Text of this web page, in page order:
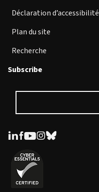
Déclaration d’accessibilité
Plan du site
Recherche
Subscribe